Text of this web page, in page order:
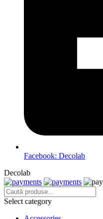
Facebook: Decolab
Decolab
Select category